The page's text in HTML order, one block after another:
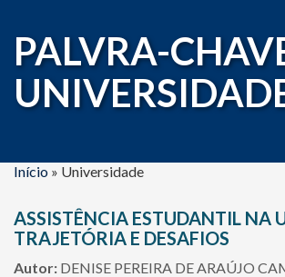
PALVRA-
Início » Universidade
ASSISTÊNCIA ESTUDANTIL NA
TRAJETÓRIA E DESAFIOS
Autor: DENISE PEREIRA DE ARAÚJO